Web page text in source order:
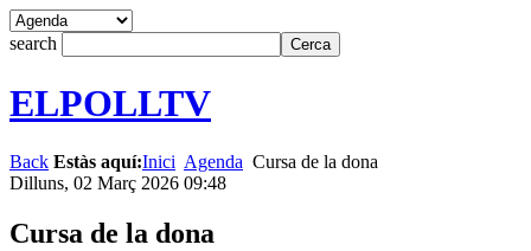
search
ELPOLLTV
Back Estàs aquí:Inici Agenda Cursa de la dona
Dilluns, 02 Març 2026 09:48
Cursa de la dona